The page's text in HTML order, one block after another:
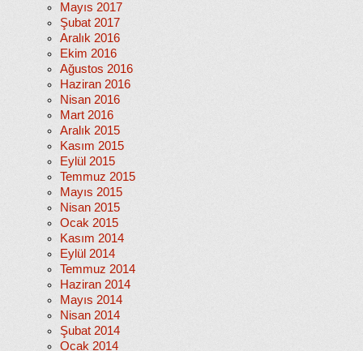
Mayıs 2017
Şubat 2017
Aralık 2016
Ekim 2016
Ağustos 2016
Haziran 2016
Nisan 2016
Mart 2016
Aralık 2015
Kasım 2015
Eylül 2015
Temmuz 2015
Mayıs 2015
Nisan 2015
Ocak 2015
Kasım 2014
Eylül 2014
Temmuz 2014
Haziran 2014
Mayıs 2014
Nisan 2014
Şubat 2014
Ocak 2014